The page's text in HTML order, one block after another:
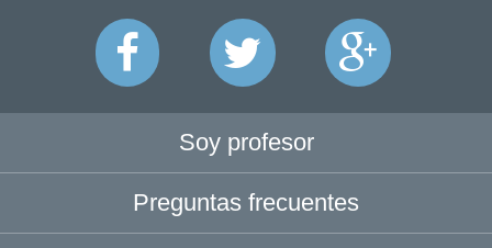
Soy profesor
Preguntas frecuentes